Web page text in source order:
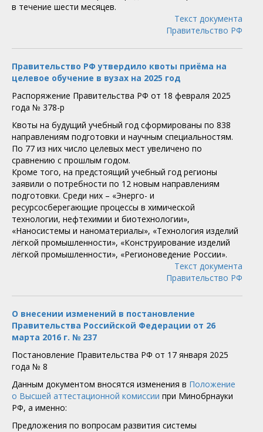
в течение шести месяцев.
Текст документа
Правительство РФ
Правительство РФ утвердило квоты приёма на
целевое обучение в вузах на 2025 год
Распоряжение Правительства РФ от 18 февраля 2025
года № 378-р
Квоты на будущий учебный год сформированы по 838
направлениям подготовки и научным специальностям.
По 77 из них число целевых мест увеличено по
сравнению с прошлым годом.
Кроме того, на предстоящий учебный год регионы
заявили о потребности по 12 новым направлениям
подготовки. Среди них – «Энерго- и
ресурсосберегающие процессы в химической
технологии, нефтехимии и биотехнологии»,
«Наносистемы и наноматериалы», «Технология изделий
лёгкой промышленности», «Конструирование изделий
лёгкой промышленности», «Регионоведение России».
Текст документа
Правительство РФ
О внесении изменений в постановление
Правительства Российской Федерации от 26
марта 2016 г. № 237
Постановление Правительства РФ от 17 января 2025
года № 8
Данным документом вносятся изменения в Положение
о Высшей аттестационной комиссии при Минобрнауки
РФ, а именно:
Предложения по вопросам развития системы